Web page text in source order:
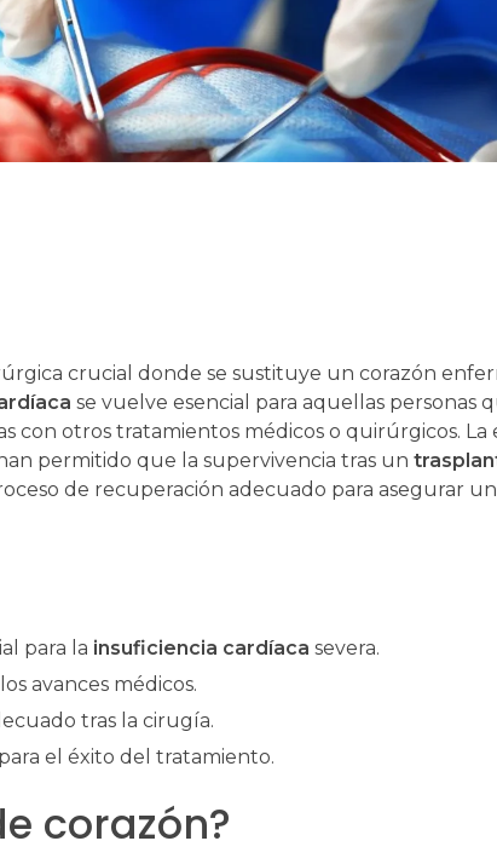
crucial donde se sustituye un corazón
se vuelve esencial para aquellas personas
con otros tratamientos médicos o quirúrgicos. La
permitido que la supervivencia tras un
de recuperación adecuado para asegurar
para la insuficiencia cardíaca severa.
avances médicos.
tras la cirugía.
el éxito del tratamiento.
corazón?